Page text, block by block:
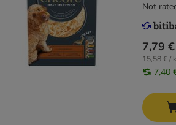
7,79 €
15,58 € /
7,40
Not